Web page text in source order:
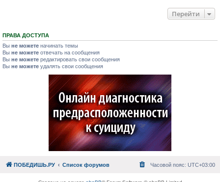
Перейти
ПРАВА ДОСТУПА
Вы не можете начинать темы
Вы не можете отвечать на сообщения
Вы не можете редактировать свои сообщения
Вы не можете удалять свои сообщения
ПОБЕДИШЬ.РУ Список форумов Часовой пояс: UTC+03:00